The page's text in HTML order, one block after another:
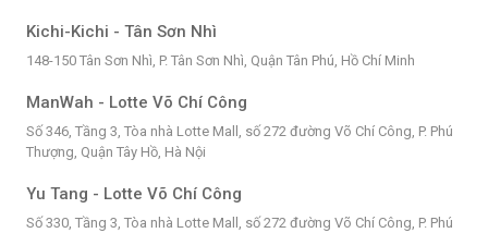
Kichi-Kichi - Tân Sơn Nhì
148-150 Tân Sơn Nhì, P. Tân Sơn Nhì, Quận Tân Phú, Hồ Chí Minh
ManWah - Lotte Võ Chí Công
Số 346, Tầng 3, Tòa nhà Lotte Mall, số 272 đường Võ Chí Công, P. Phú
Thượng, Quận Tây Hồ, Hà Nội
Yu Tang - Lotte Võ Chí Công
Số 330, Tầng 3, Tòa nhà Lotte Mall, số 272 đường Võ Chí Công, P. Phú